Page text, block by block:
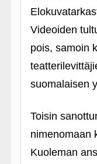
Videoiden
pois, samoin
suomalaisen
Toisin
nimenomaan
Kuoleman